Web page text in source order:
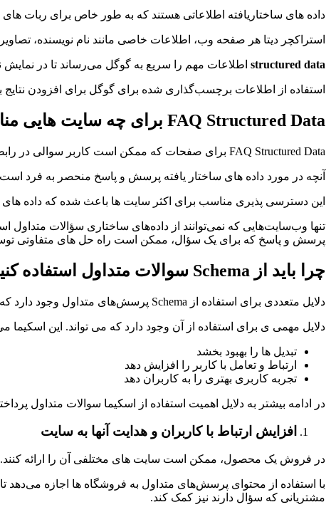
داده های ساختاریافته اطلاعاتی هستند که به طور خاص برای ربات
استراکچر دیتا هر صفحه وب، اطلاعات خاصی مانند نام نویسنده،
structured data اطلاعات مهم را سریع به گوگل می‌رساند تا در نمایش
استفاده از اطلاعات برچسب‌گذاری شده برای گوگل برای افزودن
FAQ Structured Data برای چه سایت هایی مناسب است؟
FAQ Structured Data برای صفحات که ممکن است کاربر سوالی در رابطه با آن داشته باشد و پاسخ آن آماده باشد.
آنچه در مورد داده های ساختار یافته پرسش و پاسخ منحصر به فرد
این دسترسی پذیری مناسب برای اکثر سایت ها باعث شده که داده
تنها وب‌سایت‌هایی که نمی‌توانند از داده‌های ساختاری سؤالات
پرسش و پاسخ که برای یک سؤال، ممکن است راه حل های متفاوتی
چرا باید از Schema سوالات متداول استفاده کنیم؟
دلایل متعددی برای استفاده از Schema پرسش‌های متداول وجود دارد که فراتر از نمایش زیبای لینک سایت در نتایج گوگل است.
دلایل مهمی ی برای استفاده از آن وجود دارد که می تواند. این اسکیما
تبدیل ها را بهبود بخشد
ارتباط و تعامل با کاربر را افزایش دهد
تجربه کاربری بهتری را به کاربران دهد
در ادامه بیشتر به دلایل اهمیت استفاده از اسکیما سوالات متداول
افزایش ارتباط با کاربران و هدایت آنها به سایت
در فروش یک محصول، ممکن است سایت های مختلفی آن را ارائه کنند.
با استفاده از محتوای پرسش‌های متداول به فروشگاه ها اجازه
مشتریانی که سؤال دارند نیز کمک کند.